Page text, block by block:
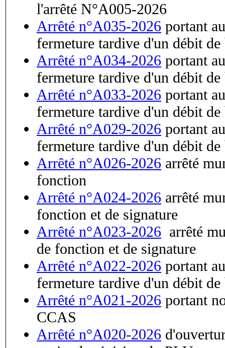
l'arrêté N°A005-2026
Arrêté n°A035-2026 portant
fermeture tardive d'un débit de
Arrêté n°A034-2026 portant
fermeture tardive d'un débit de
Arrêté n°A033-2026 portant
fermeture tardive d'un débit de
Arrêté n°A029-2026 portant
fermeture tardive d'un débit de
Arrêté n°A026-2026 arrêté
fonction
Arrêté n°A024-2026 arrêté
fonction et de signature
Arrêté n°A023-2026 arrêté
de fonction et de signature
Arrêté n°A022-2026 portant
fermeture tardive d'un débit de
Arrêté n°A021-2026 portant
CCAS
Arrêté n°A020-2026